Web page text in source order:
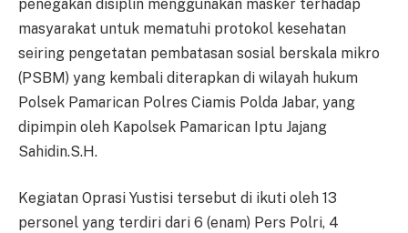
penegakan disiplin menggunakan masker terhadap
masyarakat untuk mematuhi protokol kesehatan
seiring pengetatan pembatasan sosial berskala mikro
(PSBM) yang kembali diterapkan di wilayah hukum
Polsek Pamarican Polres Ciamis Polda Jabar, yang
dipimpin oleh Kapolsek Pamarican Iptu Jajang
Sahidin.S.H.
Kegiatan Oprasi Yustisi tersebut di ikuti oleh 13
personel yang terdiri dari 6 (enam) Pers Polri, 4